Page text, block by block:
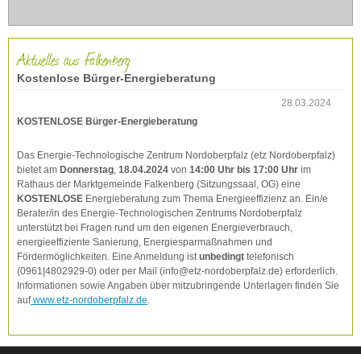
Aktuelles aus Falkenberg
Kostenlose Bürger-Energieberatung
28.03.2024
KOSTENLOSE Bürger-Energieberatung
Das Energie-Technologische Zentrum Nordoberpfalz (etz Nordoberpfalz)
bietet am Donnerstag, 18.04.2024 von 14:00 Uhr bis 17:00 Uhr im
Rathaus der Marktgemeinde Falkenberg (Sitzungssaal, OG) eine
KOSTENLOSE Energieberatung zum Thema Energieeffizienz an. Ein/e
Berater/in des Energie-Technologischen Zentrums Nordoberpfalz
unterstützt bei Fragen rund um den eigenen Energieverbrauch,
energieeffiziente Sanierung, Energiesparmaßnahmen und
Fördermöglichkeiten. Eine Anmeldung istunbedingt telefonisch
(0961|4802929-0) oder per Mail (info@etz-nordoberpfalz.de) erforderlich.
Informationen sowie Angaben über mitzubringende Unterlagen finden Sie
aufwww.etz-nordoberpfalz.de.